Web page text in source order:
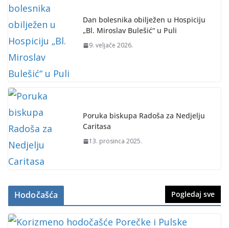
Dan bolesnika obilježen u Hospiciju
„Bl. Miroslav Bulešić“ u Puli
9. veljače 2026.
Poruka biskupa Radoša za Nedjelju
Caritasa
13. prosinca 2025.
Hodočašća Pogledaj sve